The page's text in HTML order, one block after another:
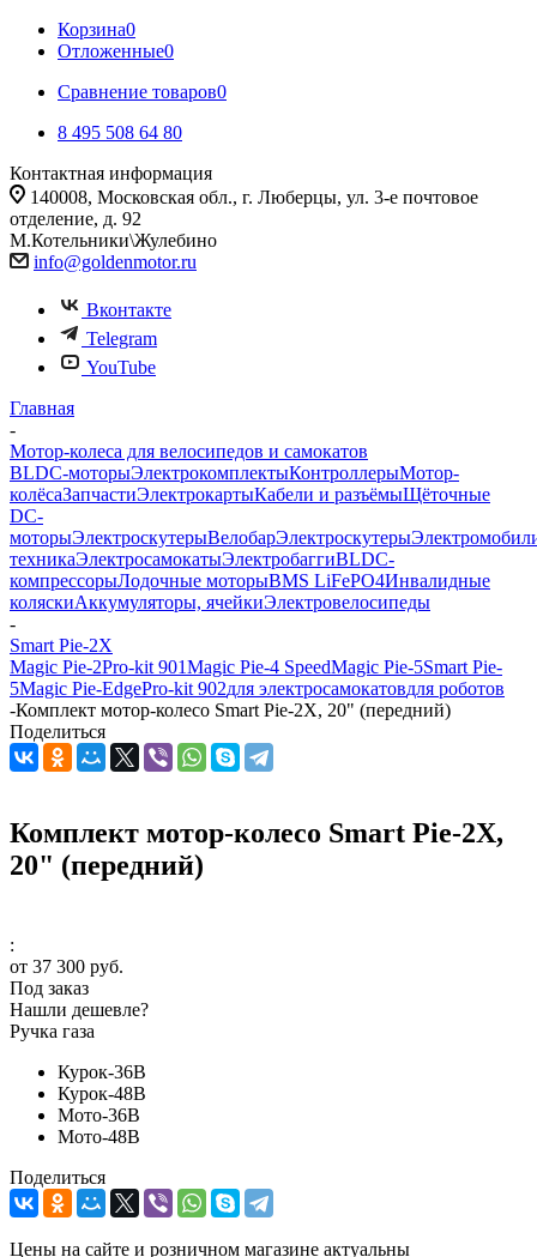
Корзина0
Отложенные0
Сравнение товаров0
8 495 508 64 80
Контактная информация
140008, Московская обл., г. Люберцы, ул. 3-е почтовое
отделение, д. 92
М.Котельники\Жулебино
info@goldenmotor.ru
Вконтакте
Telegram
YouTube
Главная
-
Мотор-колеса для велосипедов и самокатов
BLDC-моторыЭлектрокомплектыКонтроллерыМотор-
колёсаЗапчастиЭлектрокартыКабели и разъёмыЩёточные
DC-
моторыЭлектроскутерыВелобарЭлектроскутеры
техникаЭлектросамокатыЭлектробаггиBLDC-
компрессорыЛодочные моторыBMS LiFePO4Инвалидные
коляскиАккумуляторы, ячейкиЭлектровелосипеды
-
Smart Pie-2X
Magic Pie-2Pro-kit 901Magic Pie-4 SpeedMagic Pie-5Smart Pie-
5Magic Pie-EdgePro-kit 902для электросамокатовдля роботов
-Комплект мотор-колесо Smart Pie-2X, 20" (передний)
Поделиться
Комплект мотор-колесо Smart Pie-2X,
20" (передний)
:
от 37 300 руб.
Под заказ
Нашли дешевле?
Ручка газа
Курок-36В
Курок-48В
Мото-36В
Мото-48В
Поделиться
Цены на сайте и розничном магазине актуальны